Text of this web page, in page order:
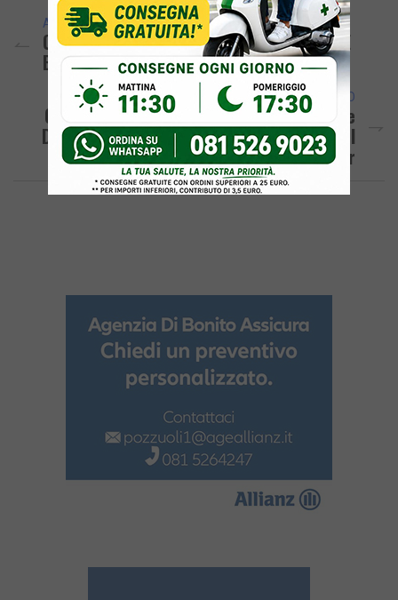
ARTICOLO PRECEDENTE
Continua Il Gelo Tra I Sindaci Di Pozzuoli E
Bacoli, Josi Fa Suo Anche Il Giro D’Italia
ARTICOLO SUCCESSIVO
QUARTO/ Sgomberato Alloggio Ex Custode
Di Scuola Materna: Gli Abusivi Impedivano I
Finanziamenti Pnnr